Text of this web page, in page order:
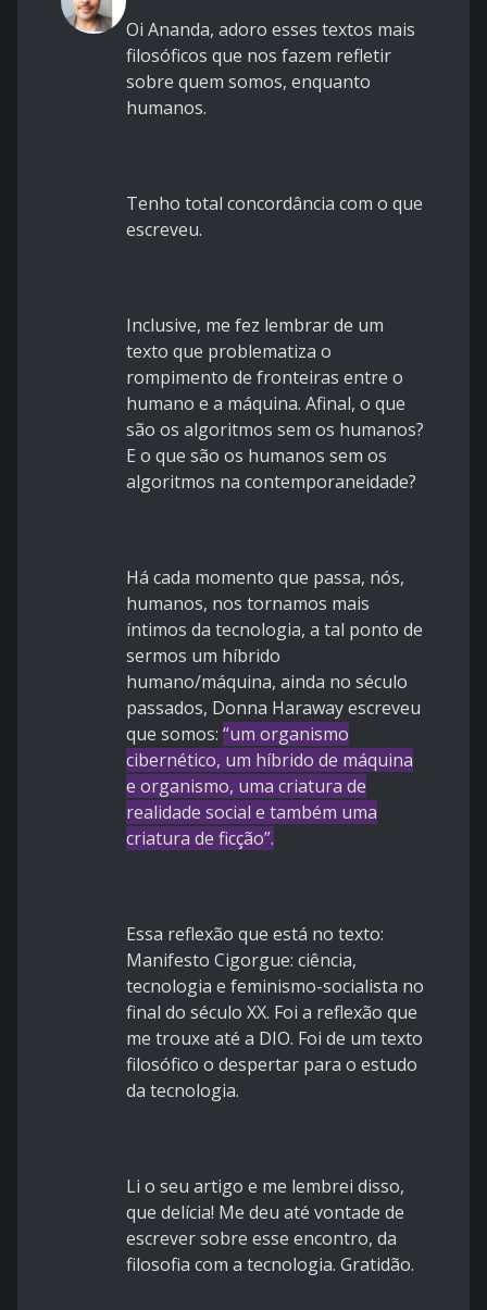
Oi Ananda, adoro esses textos mais
filosóficos que nos fazem refletir
sobre quem somos, enquanto
humanos.
Tenho total concordância com o que
escreveu.
Inclusive, me fez lembrar de um
texto que problematiza o
rompimento de fronteiras entre o
humano e a máquina. Afinal, o que
são os algoritmos sem os humanos?
E o que são os humanos sem os
algoritmos na contemporaneidade?
Há cada momento que passa, nós,
humanos, nos tornamos mais
íntimos da tecnologia, a tal ponto de
sermos um híbrido
humano/máquina, ainda no século
passados, Donna Haraway escreveu
que somos: “um organismo
cibernético, um híbrido de máquina
e organismo, uma criatura de
realidade social e também uma
criatura de ficção”.
Essa reflexão que está no texto:
Manifesto Cigorgue: ciência,
tecnologia e feminismo-socialista no
final do século XX. Foi a reflexão que
me trouxe até a DIO. Foi de um texto
filosófico o despertar para o estudo
da tecnologia.
Li o seu artigo e me lembrei disso,
que delícia! Me deu até vontade de
escrever sobre esse encontro, da
filosofia com a tecnologia. Gratidão.